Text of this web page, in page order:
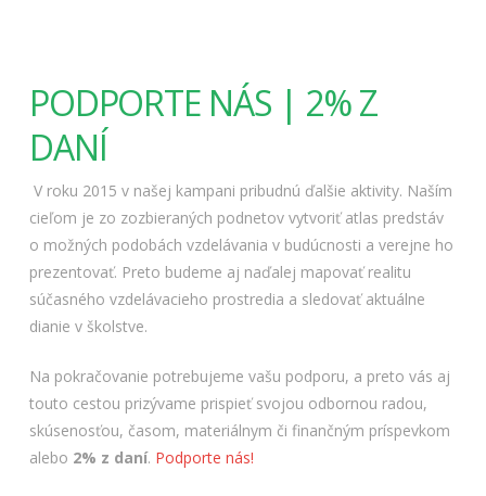
PODPORTE NÁS | 2% Z
DANÍ
V roku 2015 v našej kampani pribudnú ďalšie aktivity. Naším
cieľom je zo zozbieraných podnetov vytvoriť atlas predstáv
o možných podobách vzdelávania v budúcnosti a verejne ho
prezentovať. Preto budeme aj naďalej mapovať realitu
súčasného vzdelávacieho prostredia a sledovať aktuálne
dianie v školstve.
Na pokračovanie potrebujeme vašu podporu, a preto vás aj
touto cestou prizývame prispieť svojou odbornou radou,
skúsenosťou, časom, materiálnym či finančným príspevkom
alebo 2% z daní. Podporte nás!